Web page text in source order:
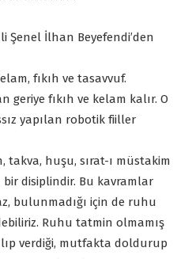
Şenel İlhan Beyefendi’den
fıkıh ve tasavvuf.
geriye fıkıh ve kelam kalır. O
yapılan robotik fiiller
takva, huşu, sırat-ı müstakim
bir disiplindir. Bu kavramlar
bulunmadığı için de ruhu
Ruhu tatmin olmamış
verdiği, mutfakta doldurup